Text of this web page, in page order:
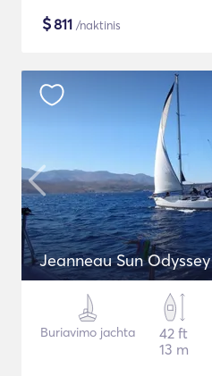
$811 /naktinis
Jeanneau Sun
Buriavimo jachta
42 ft
13 m